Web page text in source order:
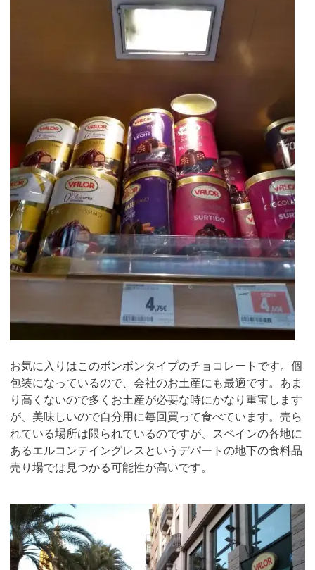
お気に入りはこのボンボンタイプのチョコレートです。個
包装になっているので、会社のお土産にも最適です。あま
り高くないので多くお土産が必要な時にかなり重宝します
が、美味しいので自分用に毎回買って食べています。売ら
れている場所は限られているのですが、スペインの各地に
あるエルコンテイングレスというデパートの地下の食料品
売り場では見つかる可能性が高いです。